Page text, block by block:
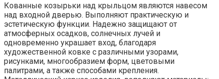
Кованные козырьки над крыльцом являются навесом
над входной дверью. Выполняют практическую и
эстетическую функции. Надежно защищают от
атмосферных осадков, солнечных лучей и
одновременно украшает вход, благодаря
художественной ковке с различными узорами,
рисунками, многообразием форм, цветовыми
палитрами, а также способами крепления.